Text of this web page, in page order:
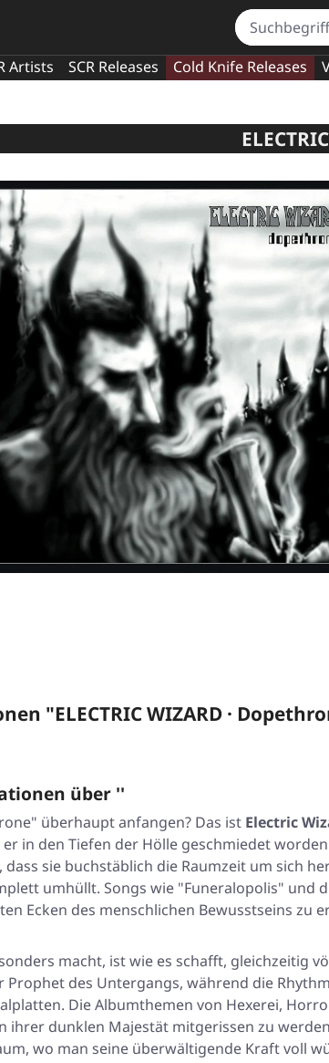
Artists SCR Releases Cold Knife Releases
"ELECTRIC WIZARD ·
über ''
überhaupt anfangen? Das ist Electric
in den Tiefen der Hölle geschmiedet
dass sie buchstäblich die Raumzeit um sich
umhüllt. Songs wie "Funeralopolis" und
Ecken des menschlichen Bewusstseins zu
macht, ist wie es schafft, gleichzeitig
Prophet des Untergangs, während die
Die Albumthemen von Hexerei,
ihrer dunklen Majestät mitgerissen zu
wo man seine überwältigende Kraft voll